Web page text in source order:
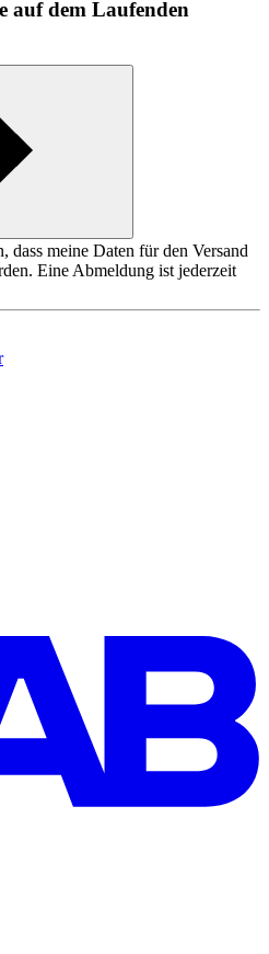
auf dem Laufenden
dass meine Daten für den Versand
Eine Abmeldung ist jederzeit